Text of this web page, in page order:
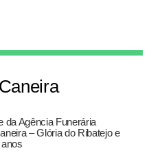
da Agência Funerária
– Glória do Ribatejo e